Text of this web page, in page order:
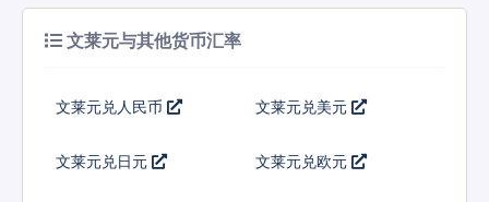
文莱元与其他货币汇率
文莱元兑人民币 文莱元兑美元
文莱元兑日元 文莱元兑欧元